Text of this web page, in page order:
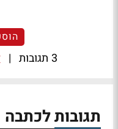
3 תגובות |
תגובות לכתבה